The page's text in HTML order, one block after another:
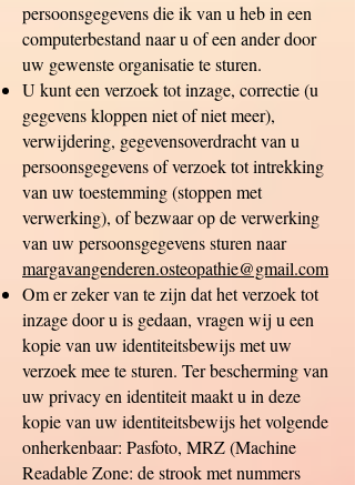
persoonsgegevens die ik van u heb in een
computerbestand naar u of een ander door
uw gewenste organisatie te sturen.
U kunt een verzoek tot inzage, correctie (u
gegevens kloppen niet of niet meer),
verwijdering, gegevensoverdracht van u
persoonsgegevens of verzoek tot intrekking
van uw toestemming (stoppen met
verwerking), of bezwaar op de verwerking
van uw persoonsgegevens sturen naar
margavangenderen.osteopathie@gmail.com
Om er zeker van te zijn dat het verzoek tot
inzage door u is gedaan, vragen wij u een
kopie van uw identiteitsbewijs met uw
verzoek mee te sturen. Ter bescherming van
uw privacy en identiteit maakt u in deze
kopie van uw identiteitsbewijs het volgende
onherkenbaar: Pasfoto, MRZ (Machine
Readable Zone: de strook met nummers